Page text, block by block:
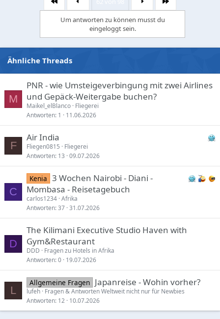
Erste
Letzte
Um antworten zu können musst du
eingeloggt sein.
Ähnliche Threads
M
PNR - wie Umsteigeverbingung mit zwei Airlines
und Gepäck-Weitergabe buchen?
Maikel_elBlanco Fliegerei
Antworten 1 11.06.2026
F
Air India
Fliegen0815
Fliegerei
Antworten 13 09.07.2026
C
Kenia 3 Wochen Nairobi - Diani -
Mombasa - Reisetagebuch
carlos1234 Afrika
Antworten 37 31.07.2026
D
The Kilimani Executive Studio Haven with
Gym&Restaurant
DDD
Fragen zu Hotels in Afrika
Antworten 0 19.07.2026
L
Allgemeine Fragen Japanreise - Wohin vorher?
lufeh Fragen & Antworten Weltweit nicht nur für Newbies
Antworten 12 10.07.2026